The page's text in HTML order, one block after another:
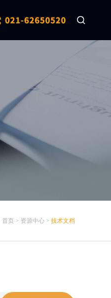
首页 > 资源中心 > 技术文档